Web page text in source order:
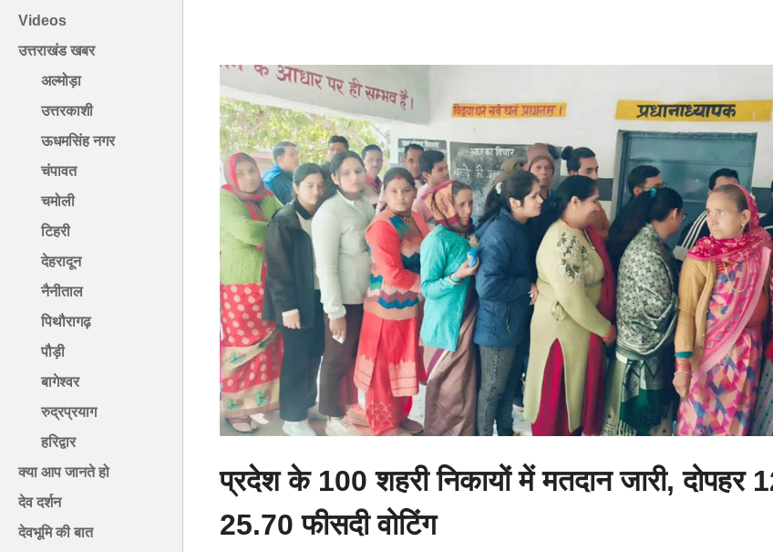
Videos
उत्तराखंड खबर
अल्मोड़ा
उत्तरकाशी
ऊधमसिंह नगर
चंपावत
चमोली
टिहरी
देहरादून
नैनीताल
पिथौरागढ़
पौड़ी
बागेश्वर
रुद्रप्रयाग
हरिद्वार
क्या आप जानते हो
देव दर्शन
देवभूमि की बात
प्रदेश के 100 शहरी निकायों में मतदान जारी,
25.70 फीसदी वोटिंग